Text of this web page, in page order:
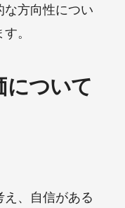
方向性につい
。
について
、自信がある